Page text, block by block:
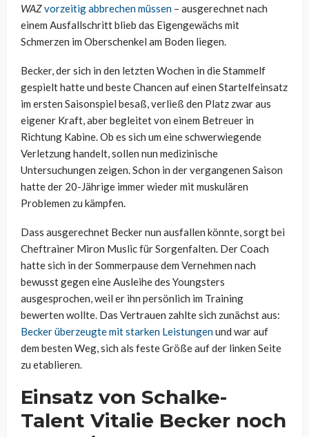
WAZvorzeitig abbrechen müssen – ausgerechnet nach
einem Ausfallschritt blieb das Eigengewächs mit
Schmerzen im Oberschenkel am Boden liegen.
Becker, der sich in den letzten Wochen in die Stammelf
gespielt hatte und beste Chancen auf einen Startelfeinsatz
im ersten Saisonspiel besaß, verließ den Platz zwar aus
eigener Kraft, aber begleitet von einem Betreuer in
Richtung Kabine. Ob es sich um eine schwerwiegende
Verletzung handelt, sollen nun medizinische
Untersuchungen zeigen. Schon in der vergangenen Saison
hatte der 20-Jährige immer wieder mit muskulären
Problemen zu kämpfen.
Dass ausgerechnet Becker nun ausfallen könnte, sorgt bei
Cheftrainer Miron Muslic für Sorgenfalten. Der Coach
hatte sich in der Sommerpause dem Vernehmen nach
bewusst gegen eine Ausleihe des Youngsters
ausgesprochen, weil er ihn persönlich im Training
bewerten wollte. Das Vertrauen zahlte sich zunächst aus:
Becker überzeugte mit starken Leistungenund war auf
dem besten Weg, sich als feste Größe auf der linken Seite
zu etablieren.
Einsatz von Schalke-
Talent Vitalie Becker noch